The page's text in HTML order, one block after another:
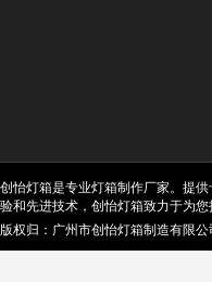
创怡灯箱是专业灯箱制作厂家。提
验和先进技术，创怡灯箱致力于为
版权归：广州市创怡灯箱制造有限公